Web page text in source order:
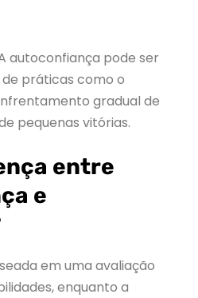
autoconfiança pode ser
práticas como o
gradual de
pequenas vitórias.
entre
e
em uma avaliação
enquanto a